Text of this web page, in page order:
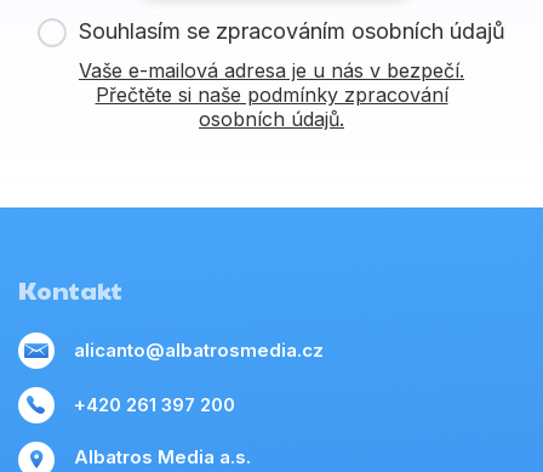
Souhlasím se zpracováním osobních údajů
Vaše e-mailová adresa je u nás v bezpečí.
Přečtěte si naše podmínky zpracování
osobních údajů.
Kontakt
alicanto@albatrosmedia.cz
+420 261 397 200
Albatros Media a.s.